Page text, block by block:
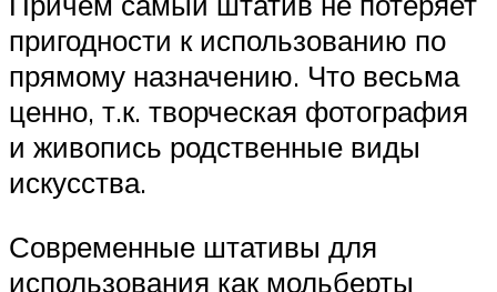
пригодности к использованию по
прямому назначению. Что весьма
ценно, т.к. творческая фотография
и живопись родственные виды
искусства.
Современные штативы для
использования как мольберты